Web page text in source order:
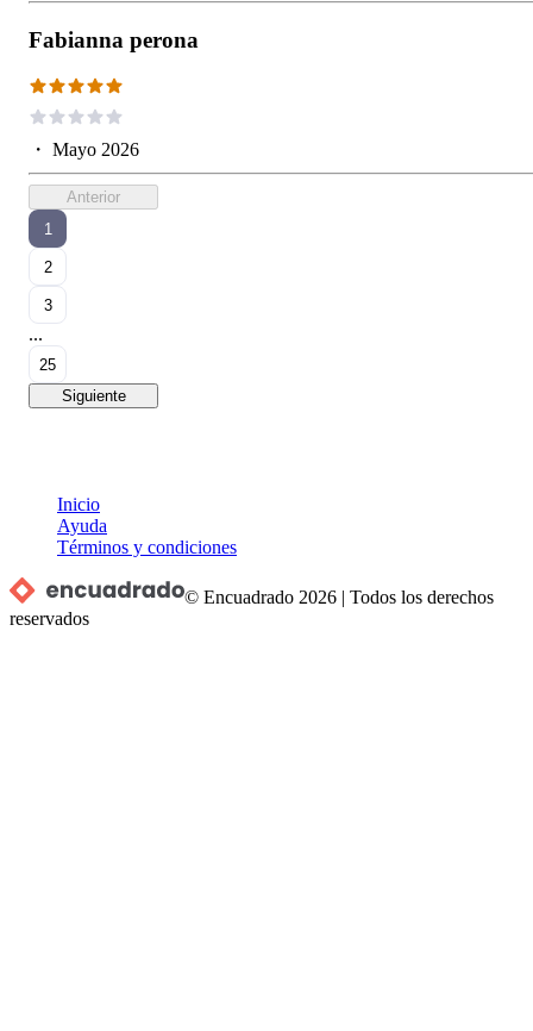
Fabianna perona
・ Mayo 2026
Anterior
1
2
3
...
25
Siguiente
Inicio
Ayuda
Términos y condiciones
© Encuadrado 2026 |Todos los derechos
reservados